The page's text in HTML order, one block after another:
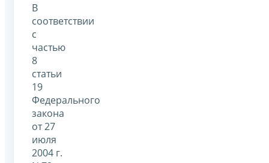
В
соответствии
с
частью
8
статьи
19
Федерального
закона
от 27
июля
2004 г.